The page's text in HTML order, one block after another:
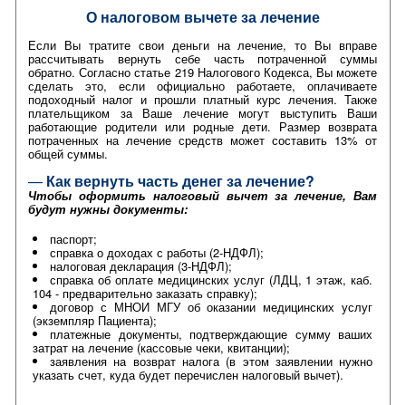
О налоговом вычете за лечение
Если Вы тратите свои деньги на лечение, то Вы вправе
рассчитывать вернуть себе часть потраченной суммы
обратно. Согласно статье 219 Налогового Кодекса, Вы можете
сделать это, если официально работаете, оплачиваете
подоходный налог и прошли платный курс лечения. Также
плательщиком за Ваше лечение могут выступить Ваши
работающие родители или родные дети. Размер возврата
потраченных на лечение средств может составить 13% от
общей суммы.
— Как вернуть часть денег за лечение?
Чтобы оформить налоговый вычет за лечение, Вам
будут нужны документы:
паспорт;
справка о доходах с работы (2-НДФЛ);
налоговая декларация (3-НДФЛ);
справка об оплате медицинских услуг (ЛДЦ, 1 этаж, каб.
104 - предварительно заказать справку);
договор с МНОИ МГУ об оказании медицинских услуг
(экземпляр Пациента);
платежные документы, подтверждающие сумму ваших
затрат на лечение (кассовые чеки, квитанции);
заявления на возврат налога (в этом заявлении нужно
указать счет, куда будет перечислен налоговый вычет).